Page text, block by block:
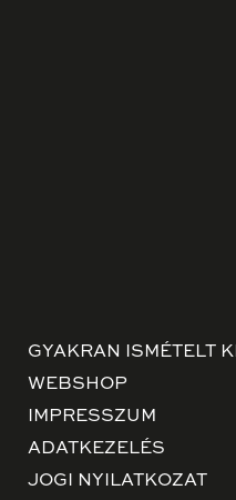
GYAKRAN ISMÉTELT
WEBSHOP
IMPRESSZUM
ADATKEZELÉS
JOGI NYILATKOZAT